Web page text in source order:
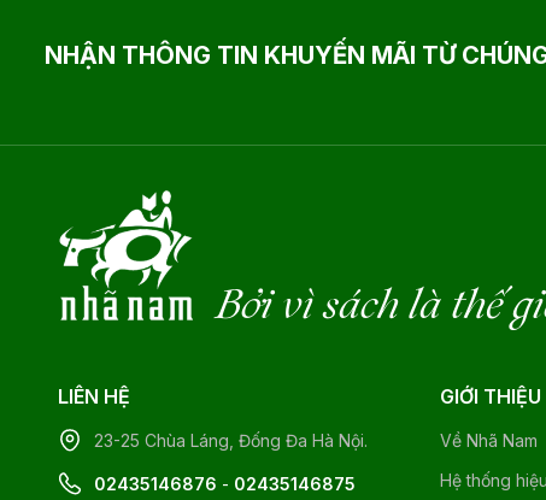
NHẬN THÔNG TIN KHUYẾN MÃI TỪ
Bởi vì sách là thế
LIÊN HỆ
23-25 Chùa Láng, Đống Đa Hà Nội.
02435146876 - 02435146875
GIỚI THIỆU
Về Nhã Nam
Hệ thống